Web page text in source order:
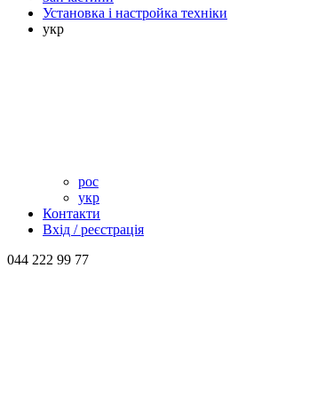
Установка і настройка техніки
укр
рос
укр
Контакти
Вхід / реєстрація
044 222 99 77